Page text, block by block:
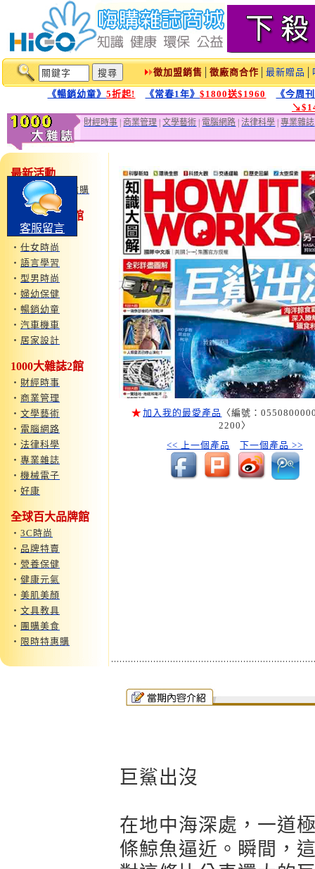
客服留言
徵加盟銷售 徵廠商合作 最新贈品
《暢銷幼童》5折起! 《常春1年》$1800送$1960
《今周
財經時事|商業管理|文學藝術|電腦網路|法律科學|專業雜誌
最新活動
鏡週刊特惠搶購
1000大雜誌1館
‧運動旅遊
‧ 仕女時尚
‧ 語言學習
‧ 型男時尚
‧ 婦幼保健
‧ 暢銷幼童
‧ 汽車機車
‧ 居家設計
1000大雜誌2館
‧ 財經時事
‧ 商業管理
‧ 文學藝術
‧ 電腦網路
‧ 法律科學
‧ 專業雜誌
‧ 機械電子
‧ 好康
全球百大品牌館
‧ 3C時尚
‧ 品牌特賣
‧ 營養保健
‧ 健康元氣
‧ 美肌美顏
‧ 文具教具
‧ 團購美食
‧ 限時特惠購
★加入我的最愛產品 〈編號：
2200〉
<< 上一個產品
下一個產品 >>
巨鯊出沒
在地中海深處，一道
條鯨魚逼近。瞬間，